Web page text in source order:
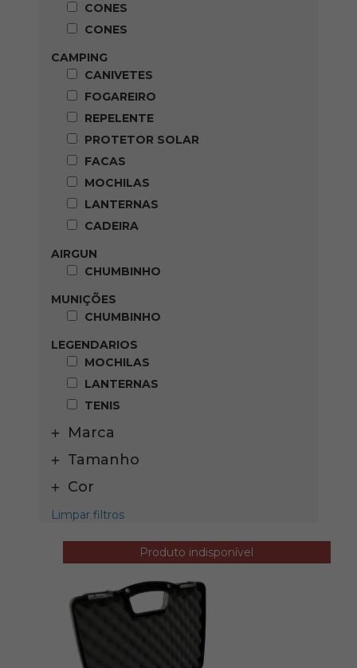
CONES
CONES
CAMPING
CANIVETES
FOGAREIRO
REPELENTE
PROTETOR SOLAR
FACAS
MOCHILAS
LANTERNAS
CADEIRA
AIRGUN
CHUMBINHO
MUNIÇÕES
CHUMBINHO
LEGENDARIOS
MOCHILAS
LANTERNAS
TENIS
Marca
Tamanho
Cor
Limpar filtros
Produto indisponível